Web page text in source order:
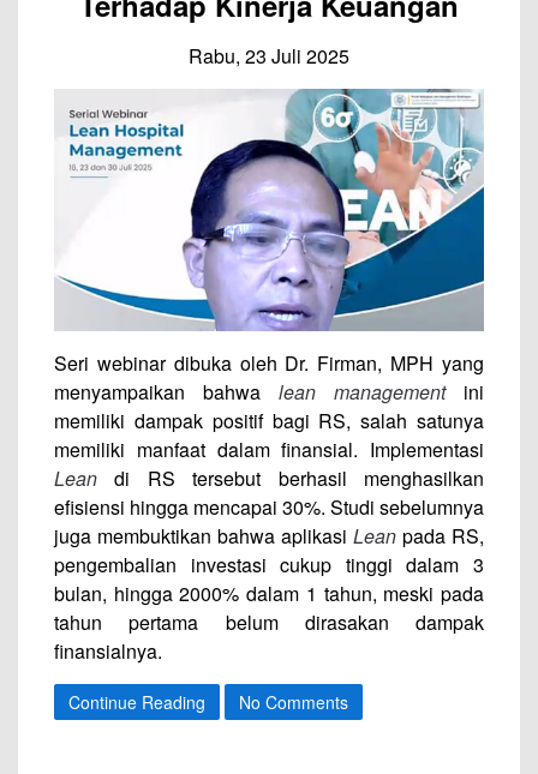
Rabu, 23 Juli 2025
Seri webinar dibuka oleh Dr. Firman, MPH yang
menyampaikan bahwa lean managementini
memiliki dampak positif bagi RS, salah satunya
memiliki manfaat dalam finansial. Implementasi
Leandi RS tersebut berhasil menghasilkan
efisiensi hingga mencapai 30%. Studi sebelumnya
juga membuktikan bahwa aplikasi Lean pada RS,
pengembalian investasi cukup tinggi dalam 3
bulan, hingga 2000% dalam 1 tahun, meski pada
tahun pertama belum dirasakan dampak
finansialnya.
Continue Reading No Comments